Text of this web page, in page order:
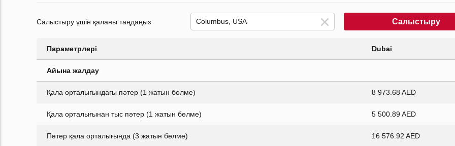
Салыстыру үшін қаланы таңдаңыз Салыстыру
Параметрлері Dubai
Айына жалдау
Қала орталығындағы пәтер (1 жатын бөлме) 8 973.68 AED
Қала орталығынан тыс пәтер (1 жатын бөлме) 5 500.89 AED
Пәтер қала орталығында (3 жатын бөлме) 16 576.92 AED